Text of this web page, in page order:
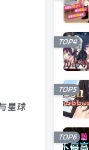
星球
TOP4
TOP5
TOP6